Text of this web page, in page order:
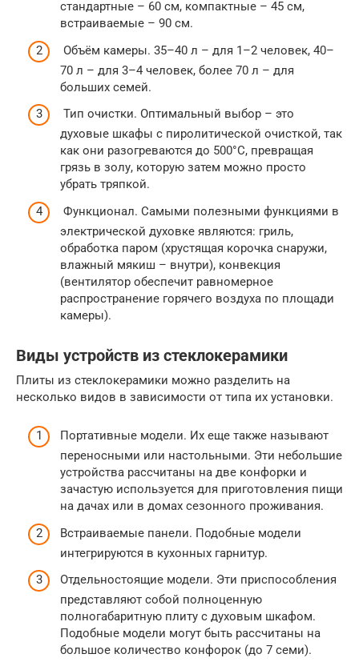
стандартные – 60 см, компактные – 45 см,
встраиваемые – 90 см.
Объём камеры. 35–40 л – для 1–2 человек, 40–
70 л – для 3–4 человек, более 70 л – для
больших семей.
Тип очистки. Оптимальный выбор – это
духовые шкафы с пиролитической очисткой, так
как они разогреваются до 500°C, превращая
грязь в золу, которую затем можно просто
убрать тряпкой.
Функционал. Самыми полезными функциями в
электрической духовке являются: гриль,
обработка паром (хрустящая корочка снаружи,
влажный мякиш – внутри), конвекция
(вентилятор обеспечит равномерное
распространение горячего воздуха по площади
камеры).
Виды устройств из стеклокерамики
Плиты из стеклокерамики можно разделить на
несколько видов в зависимости от типа их установки.
Портативные модели. Их еще также называют
переносными или настольными. Эти небольшие
устройства рассчитаны на две конфорки и
зачастую используется для приготовления пищи
на дачах или в домах сезонного проживания.
Встраиваемые панели. Подобные модели
интегрируются в кухонных гарнитур.
Отдельностоящие модели. Эти приспособления
представляют собой полноценную
полногабаритную плиту с духовым шкафом.
Подобные модели могут быть рассчитаны на
большое количество конфорок (до 7 семи).